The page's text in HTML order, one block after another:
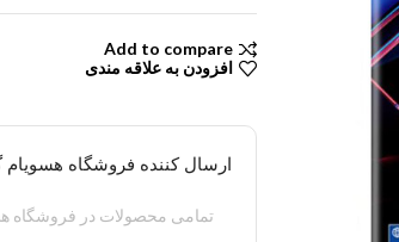
Add to compare
افزودن به علاقه مندی
ارسال کننده فروشگاه
تمامی محصولات در فروشگاه